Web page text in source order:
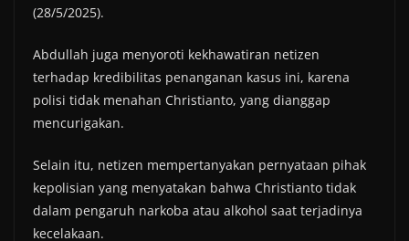
(28/5/2025).
Abdullah juga menyoroti kekhawatiran netizen
terhadap kredibilitas penanganan kasus ini, karena
polisi tidak menahan Christianto, yang dianggap
mencurigakan.
Selain itu, netizen mempertanyakan pernyataan pihak
kepolisian yang menyatakan bahwa Christianto tidak
dalam pengaruh narkoba atau alkohol saat terjadinya
kecelakaan.